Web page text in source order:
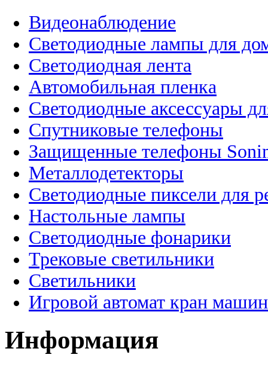
Видеонаблюдение
Светодиодные лампы для
Светодиодная лента
Автомобильная пленка
Светодиодные аксессуары
Спутниковые телефоны
Защищенные телефоны
Металлодетекторы
Светодиодные пиксели для
Настольные лампы
Светодиодные фонарики
Трековые светильники
Светильники
Игровой автомат кран
Информация